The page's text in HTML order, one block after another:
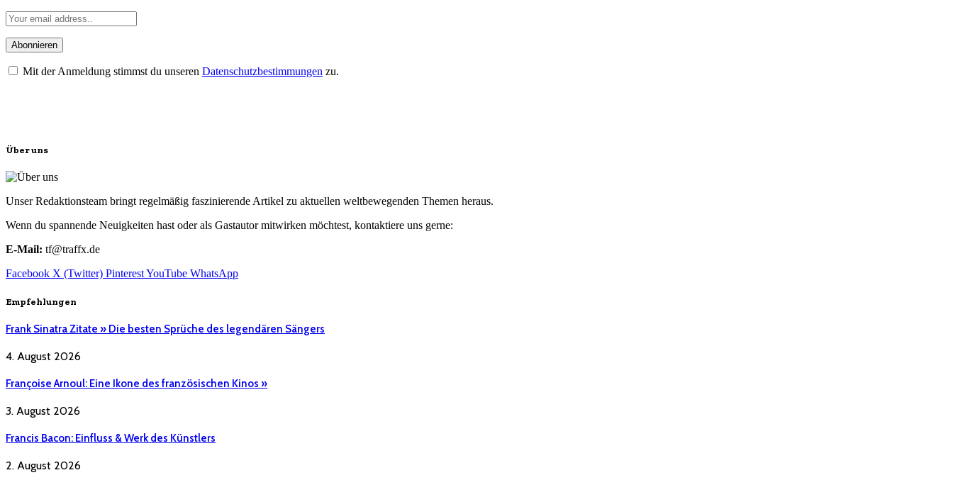
Mit der Anmeldung stimmst du unseren Datenschutzbestimmungen zu.
Über uns
Unser Redaktionsteam bringt regelmäßig faszinierende Artikel zu aktuellen weltbewegenden Themen heraus.
Wenn du spannende Neuigkeiten hast oder als Gastautor mitwirken möchtest, kontaktiere uns gerne:
E-Mail: tf@traffx.de
Facebook X (Twitter) PinterestYouTube WhatsApp
Empfehlungen
Frank Sinatra Zitate » Die besten Sprüche des legendären Sängers
4. August 2026
Françoise Arnoul: Eine Ikone des französischen Kinos »
3. August 2026
Francis Bacon: Einfluss & Werk des Künstlers
2. August 2026